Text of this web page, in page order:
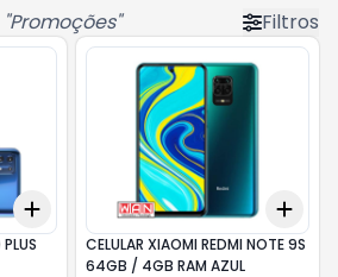
"Promoções" Filtros
+10
Add Add
CELULAR XIAOMI REDMI NOTE 9S
64GB / 4GB RAM AZUL